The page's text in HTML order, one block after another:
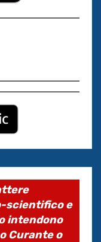
scientifico e
intendono
Curante o